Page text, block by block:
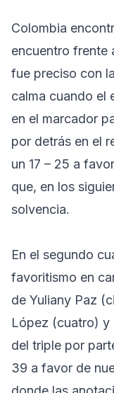
Colombia
encuentro frente
fue preciso con
calma cuando el
en el marcador
por detrás en el
un 17 – 25 a
que, en los
solvencia.
En el segundo
favoritismo en
de Yuliany Paz
López (cuatro) y
del triple por
39 a favor de